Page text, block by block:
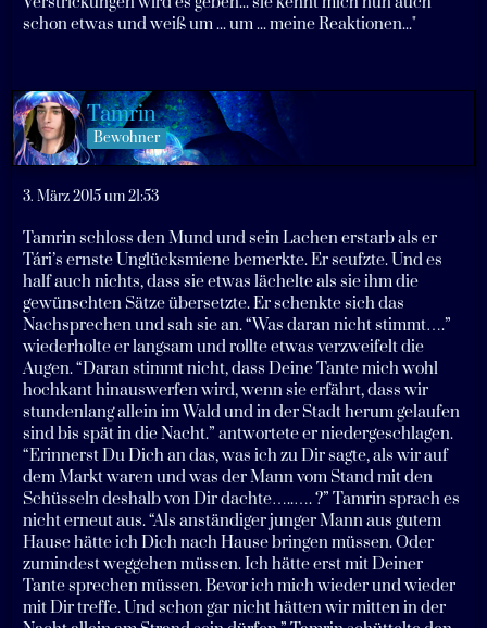
schon etwas und weiß um ... um ... meine Reaktionen..."
Tamrin
Bewohner
3. März 2015 um 21:53
Tamrin schloss den Mund und sein Lachen erstarb als er
Tári’s ernste Unglücksmiene bemerkte. Er seufzte. Und es
half auch nichts, dass sie etwas lächelte als sie ihm die
gewünschten Sätze übersetzte. Er schenkte sich das
Nachsprechen und sah sie an. “Was daran nicht stimmt….”
wiederholte er langsam und rollte etwas verzweifelt die
Augen. “Daran stimmt nicht, dass Deine Tante mich wohl
hochkant hinauswerfen wird, wenn sie erfährt, dass wir
stundenlang allein im Wald und in der Stadt herum gelaufen
sind bis spät in die Nacht.” antwortete er niedergeschlagen.
“Erinnerst Du Dich an das, was ich zu Dir sagte, als wir auf
dem Markt waren und was der Mann vom Stand mit den
Schüsseln deshalb von Dir dachte…..…. ?” Tamrin sprach es
nicht erneut aus. “Als anständiger junger Mann aus gutem
Hause hätte ich Dich nach Hause bringen müssen. Oder
zumindest weggehen müssen. Ich hätte erst mit Deiner
Tante sprechen müssen. Bevor ich mich wieder und wieder
mit Dir treffe. Und schon gar nicht hätten wir mitten in der